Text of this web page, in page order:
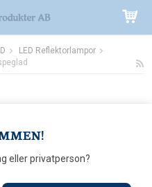
eller privatperson?
i varukorgen
LED Reflektorlampor